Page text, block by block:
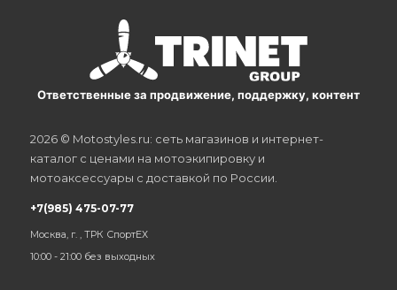
Ответственные за продвижение, поддержку, контент
2026 © Motostyles.ru: сеть магазинов и интернет-
каталог с ценами на мотоэкипировку и
мотоаксессуары с доставкой по России.
+7(985) 475-07-77
Москва, г. , ТРК СпортЕХ
10:00 - 21:00 без выходных